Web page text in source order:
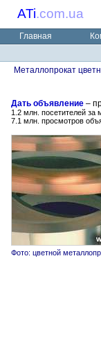
ATi.com.ua
Главная
Металлопрокат
Дать объявление –
1.2 млн. посетителей за
7.1 млн. просмотров
Фото: цветной